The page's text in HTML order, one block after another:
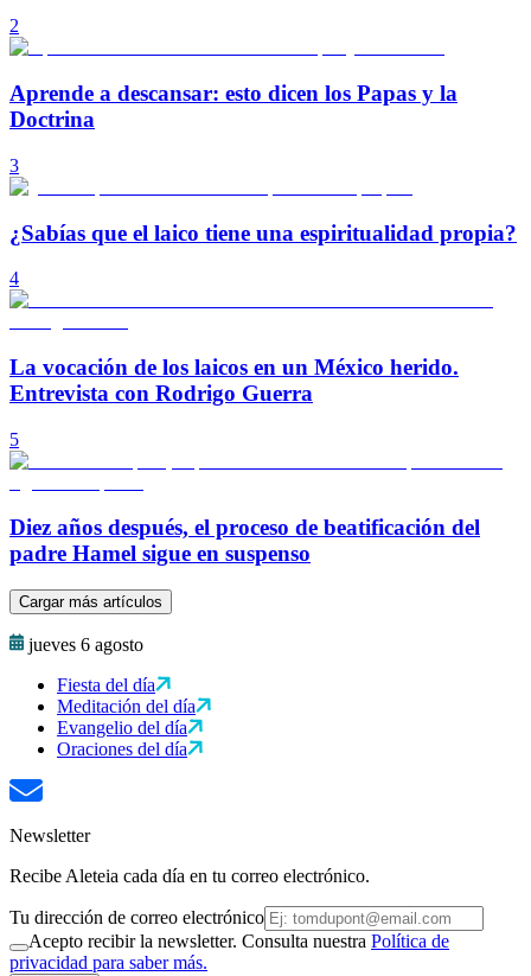
2
Aprende a descansar: esto dicen los Papas y la
Doctrina
3
¿Sabías que el laico tiene una espiritualidad propia?
4
La vocación de los laicos en un México herido.
Entrevista con Rodrigo Guerra
5
Diez años después, el proceso de beatificación del
padre Hamel sigue en suspenso
Cargar más artículos
jueves 6 agosto
Fiesta del día
Meditación del día
Evangelio del día
Oraciones del día
Newsletter
Recibe Aleteia cada día en tu correo electrónico.
Tu dirección de correo electrónico
Acepto recibir la newsletter. Consulta nuestra Política de
privacidad para saber más.